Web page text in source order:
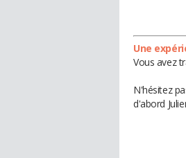
Une
Vous avez
N'hésitez
d'abord